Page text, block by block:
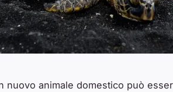
nuovo animale domestico può